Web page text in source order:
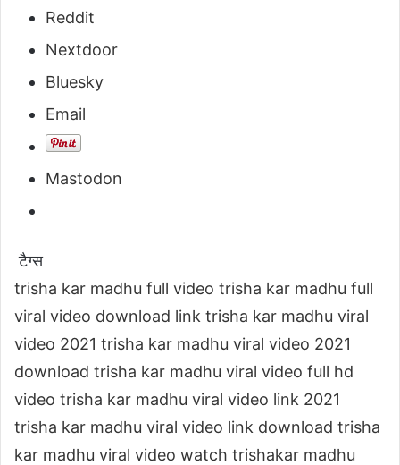
Reddit
Nextdoor
Bluesky
Email
Mastodon
टैग्स
trisha kar madhu full video trisha kar madhu full
viral video download link trisha kar madhu viral
video 2021 trisha kar madhu viral video 2021
download trisha kar madhu viral video full hd
video trisha kar madhu viral video link 2021
trisha kar madhu viral video link download trisha
kar madhu viral video watch trishakar madhu